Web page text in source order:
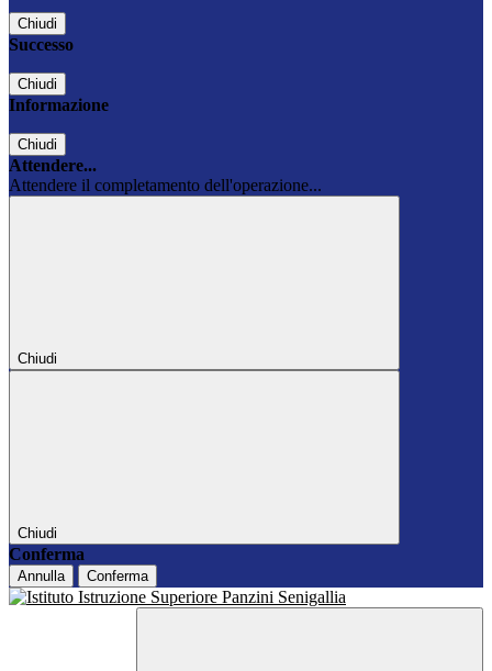
Chiudi
Successo
Chiudi
Informazione
Chiudi
Attendere...
Attendere il completamento dell'operazione...
Chiudi
Chiudi
Conferma
Annulla Conferma